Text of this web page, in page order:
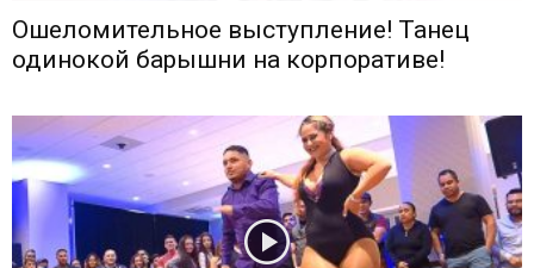
Ошеломительное выступление! Танец
одинокой барышни на корпоративе!